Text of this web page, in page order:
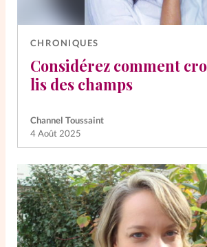
CHRONIQUES
Considérez comment
lis des champs
Channel Toussaint
4 Août 2025